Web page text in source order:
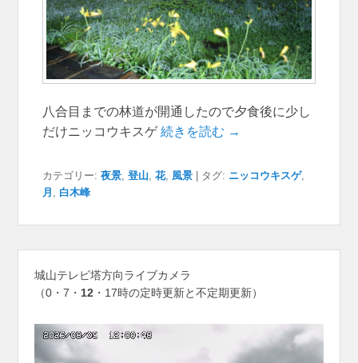
八合目までの林道が開通したので夕食後に少し
だけニッコウキスゲ続きを読む →
カテゴリー: 夜景,登山,花, 風景 タグ: ニッコウキスゲ,
月 , 白木峰
城山テレビ塔方向ライブカメラ
（0・7・12 ・17時の定時更新と不定期更新）